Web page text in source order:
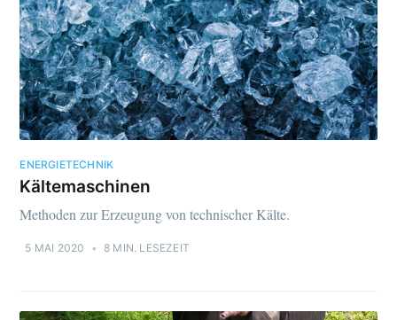
ENERGIETECHNIK
Kältemaschinen
Methoden zur Erzeugung von technischer Kälte.
5 MAI 2020 • 8 MIN. LESEZEIT